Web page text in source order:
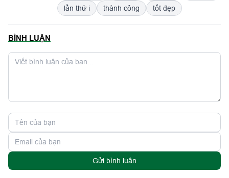
lần thứ i
thành công tốt đẹp
BÌNH LUẬN
Gửi bình luận